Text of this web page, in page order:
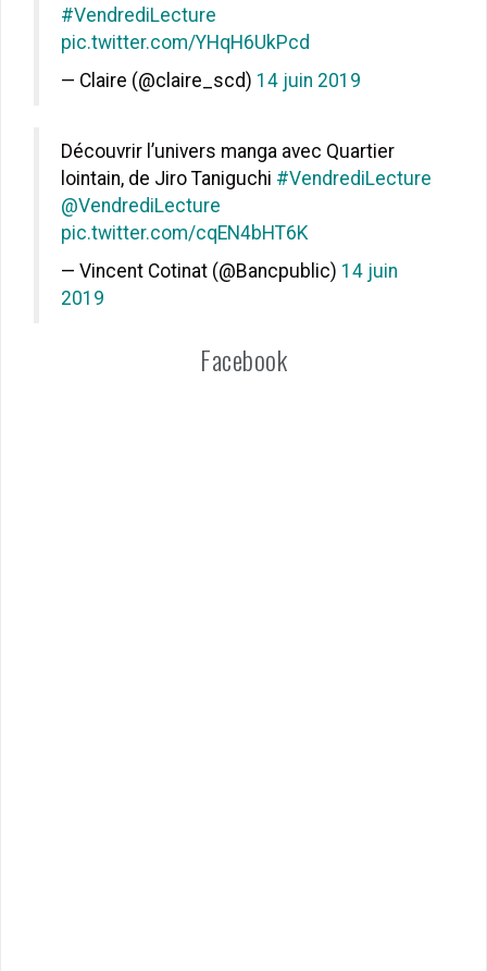
#VendrediLecture
pic.twitter.com/YHqH6UkPcd
— Claire (@claire_scd) 14 juin 2019
Découvrir l’univers manga avec Quartier
lointain, de Jiro Taniguchi #VendrediLecture
@VendrediLecture
pic.twitter.com/cqEN4bHT6K
— Vincent Cotinat (@Bancpublic) 14 juin
2019
Facebook